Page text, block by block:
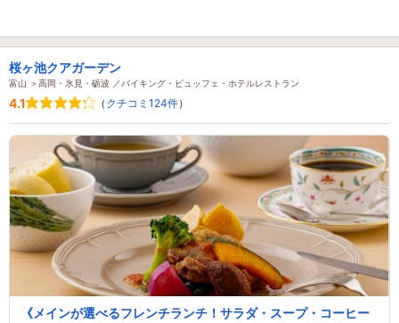
桜ヶ池クアガーデン
富山 ＞高岡・氷見・砺波 ／バイキング・ビュッフェ・ホテルレストラン
4.1 （ クチコミ124件）
《メインが選べるフレンチランチ！サラダ・スープ・コーヒー